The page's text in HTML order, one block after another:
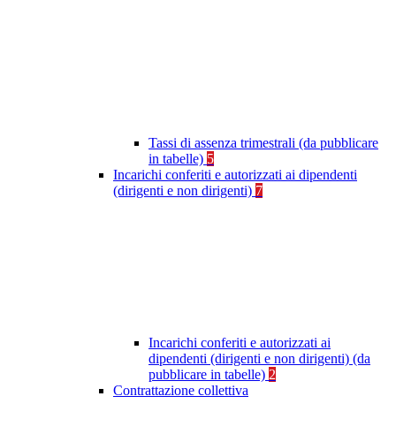
Tassi di assenza trimestrali (da pubblicare
in tabelle) 5
Incarichi conferiti e autorizzati ai dipendenti
(dirigenti e non dirigenti) 7
Incarichi conferiti e autorizzati ai
dipendenti (dirigenti e non dirigenti) (da
pubblicare in tabelle) 2
Contrattazione collettiva